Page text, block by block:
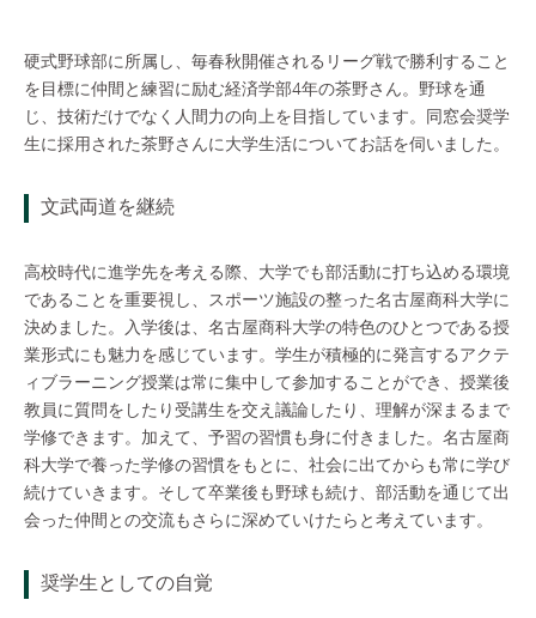
硬式野球部に所属し、毎春秋開催されるリーグ戦で勝利すること
を目標に仲間と練習に励む経済学部4年の茶野さん。野球を通
じ、技術だけでなく人間力の向上を目指しています。同窓会奨学
生に採用された茶野さんに大学生活についてお話を伺いました。
文武両道を継続
高校時代に進学先を考える際、大学でも部活動に打ち込める環境
であることを重要視し、スポーツ施設の整った名古屋商科大学に
決めました。入学後は、名古屋商科大学の特色のひとつである授
業形式にも魅力を感じています。学生が積極的に発言するアクテ
ィブラーニング授業は常に集中して参加することができ、授業後
教員に質問をしたり受講生を交え議論したり、理解が深まるまで
学修できます。加えて、予習の習慣も身に付きました。名古屋商
科大学で養った学修の習慣をもとに、社会に出てからも常に学び
続けていきます。そして卒業後も野球も続け、部活動を通じて出
会った仲間との交流もさらに深めていけたらと考えています。
奨学生としての自覚